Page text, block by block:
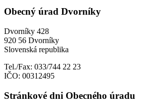
Obecný úrad Dvorníky
Dvorníky 428
920 56 Dvorníky
Slovenská republika
Tel./Fax: 033/744 22 23
IČO: 00312495
Stránkové dni Obecného úradu